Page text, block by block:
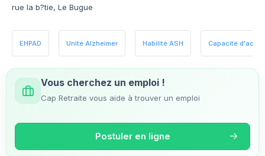
rue la b?tie, Le Bugue
EHPAD Unité Alzheimer Habilité ASH Capacité
Vous cherchez un emploi !
Cap Retraite vous aide à trouver un emploi
Postuler en ligne